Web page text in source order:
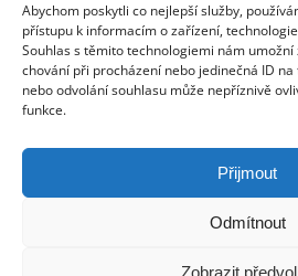
Abychom poskytli co nejlepší služby,
přístupu k informacím o zařízení,
Souhlas s těmito technologiemi nám
chování při procházení nebo jedinečná ID
nebo odvolání souhlasu může nepříznivě
funkce.
Přijmout
Odmítnout
Zobrazit
Pravidla používání|Ochrana osobních údajů
Deloitte.cz
© 2026. Více informací najdete vPravidlech
Deloitte označuje jednu či více společností
a přidružené subjekty (souhrnně
(rovněž označovaná jako „Deloitte Global“) a
společností a jejich přidružených subjektů je
právním subjektem, který není oprávněn
za jinou z těchto členských společností a